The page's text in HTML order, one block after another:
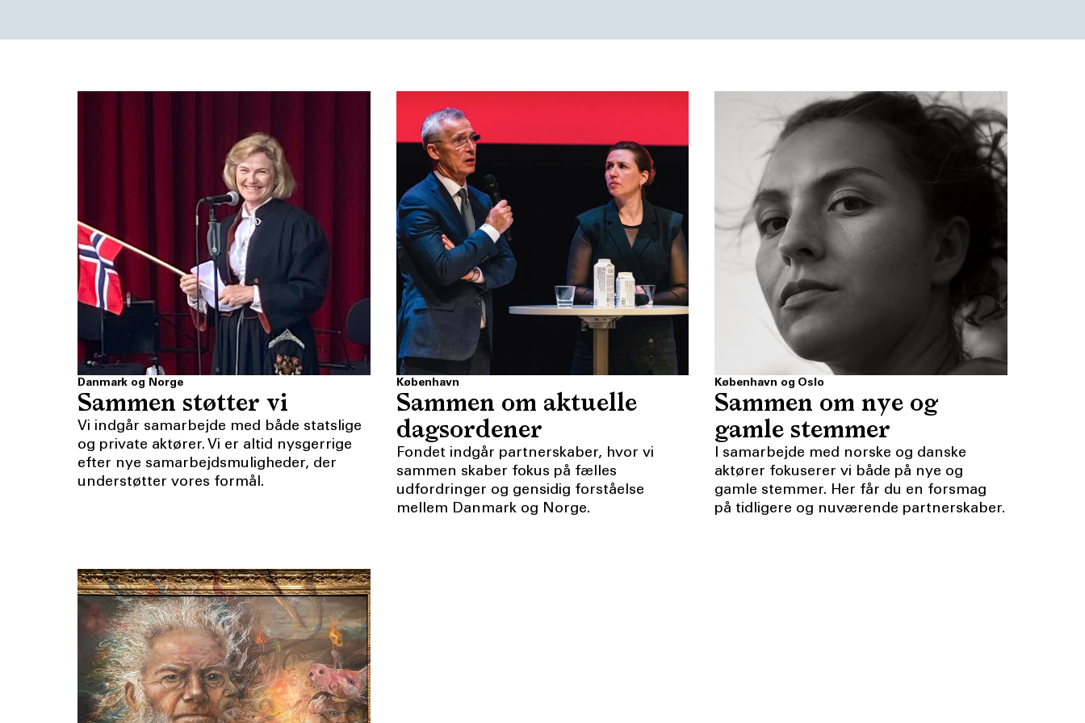
Danmark og Norge
Sammen støtter vi
Vi indgår samarbejde med både statslige
og private aktører. Vi er altid nysgerrige
efter nye samarbejdsmuligheder, der
understøtter vores formål.
København
Sammen om aktuelle
dagsordener
Fondet indgår partnerskaber, hvor vi
sammen skaber fokus på fælles
udfordringer og gensidig forståelse
mellem Danmark og Norge.
København og Oslo
Sammen om nye og
gamle stemmer
I samarbejde med norske og danske
aktører fokuserer vi både på nye og
gamle stemmer. Her får du en forsmag
på tidligere og nuværende partnerskaber.